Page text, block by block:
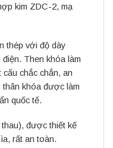
kim ZDC-2, mạ
thép với độ dày
Then khóa làm
cấu chắc chắn, an
thân khóa được làm
quốc tế.
thau), được thiết kế
rất an toàn.